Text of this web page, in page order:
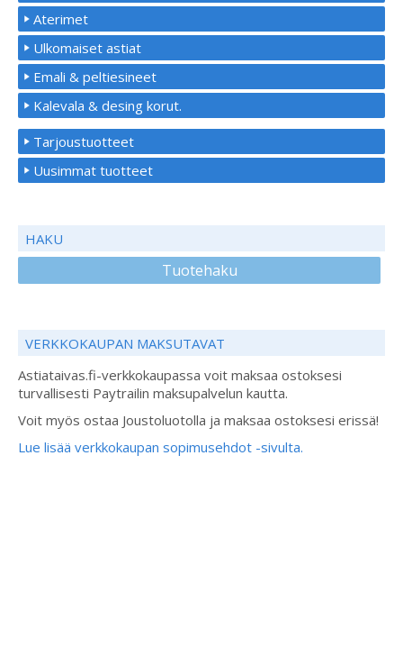
Aterimet
Ulkomaiset astiat
Emali & peltiesineet
Kalevala & desing korut.
Tarjoustuotteet
Uusimmat tuotteet
HAKU
Tuotehaku
VERKKOKAUPAN MAKSUTAVAT
Astiataivas.fi-verkkokaupassa voit maksaa ostoksesi
turvallisesti Paytrailin maksupalvelun kautta.
Voit myös ostaa Joustoluotolla ja maksaa ostoksesi erissä!
Lue lisää verkkokaupan sopimusehdot -sivulta.